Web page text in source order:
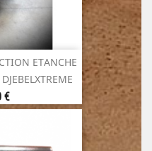
ETANCHE
€